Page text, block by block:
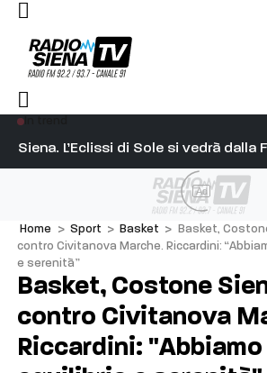
Siena. L’Eclissi di Sole si vedrà dalla
su Diosu sono state poco
Ad
Home > Sport > Basket >
Basket,
contro Civitanova Marche. Riccardini:
e serenità”
Basket, Costone
contro Civitanova
Riccardini: